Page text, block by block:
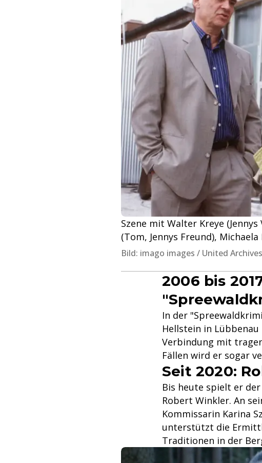
Szene mit Walter Kreye
(Tom, Jennys Freund),
Bild: imago images / United Archives
2006 bis
In der
Hellstein in
Verbindung mit
Fällen wird er sogar
Seit 2020:
Bis heute spielt er
Robert Winkler. An
Kommissarin Karina
unterstützt die
Traditionen in der